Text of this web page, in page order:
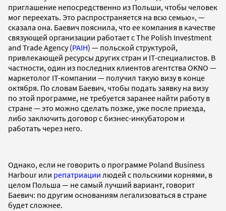
приглашение непосредственно из Польши, чтобы человек
мог переехать. Это распространяется на всю семью», —
сказала она. Баевич пояснила, что ее компания в качестве
связующей организации работает с The Polish Investment
and Trade Agency (PAIH) — польской структурой,
привлекающей ресурсы других стран и IT-специалистов. В
частности, один из последних клиентов агентства OKNO —
маркетолог IT-компании — получил такую визу в конце
октября. По словам Баевич, чтобы подать заявку на визу
по этой программе, не требуется заранее найти работу в
стране — это можно сделать позже, уже после приезда,
либо заключить договор с бизнес-инкубатором и
работать через него.
Однако, если не говорить о программе Poland Business
Harbour или репатриации людей с польскими корнями, в
целом Польша — не самый лучший вариант, говорит
Баевич: по другим основаниям легализоваться в стране
будет сложнее.